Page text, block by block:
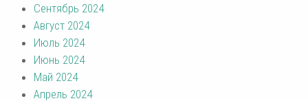
Сентябрь 2024
Август 2024
Июль 2024
Июнь 2024
Май 2024
Апрель 2024